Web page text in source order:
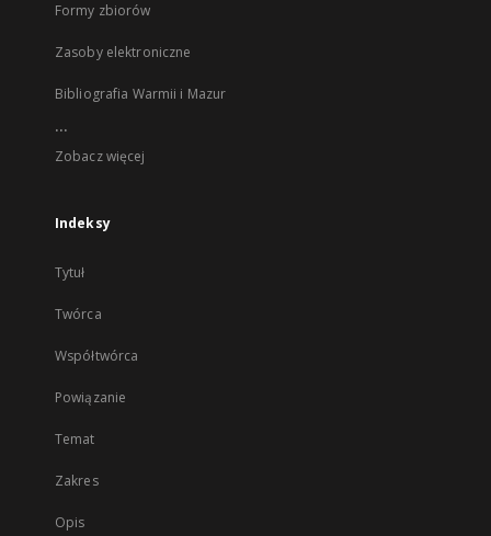
Formy zbiorów
Zasoby elektroniczne
Bibliografia Warmii i Mazur
...
Zobacz więcej
Indeksy
Tytuł
Twórca
Współtwórca
Powiązanie
Temat
Zakres
Opis